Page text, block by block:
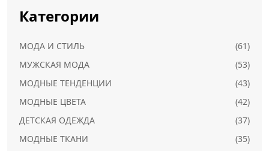
Категории
МОДА И СТИЛЬ
(61)
МУЖСКАЯ МОДА
(53)
МОДНЫЕ ТЕНДЕНЦИИ
(43)
МОДНЫЕ ЦВЕТА
(42)
ДЕТСКАЯ ОДЕЖДА
(37)
МОДНЫЕ ТКАНИ
(35)